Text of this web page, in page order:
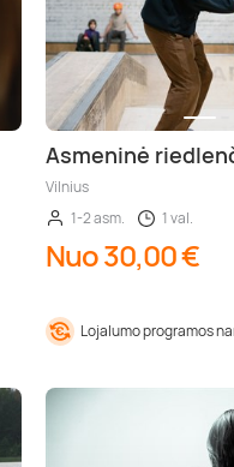
Asmeninė
Vilnius
1-2 asm.
1 val.
Nuo 30,00 €
Lojalumo programos